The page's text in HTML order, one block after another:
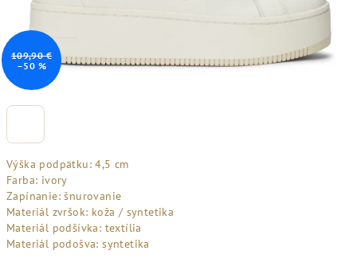
Výška podpätku: 4,5 cm
Farba: ivory
Zapínanie: šnurovanie
Materiál zvršok: koža / syntetika
Materiál podšívka: textília
Materiál podošva: syntetika
109,90 €
–50 %